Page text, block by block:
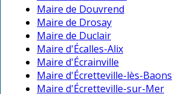
Maire de Douvrend
Maire de Drosay
Maire de Duclair
Maire d'Écalles-Alix
Maire d'Écrainville
Maire d'Écretteville-lès-Baons
Maire d'Écretteville-sur-Mer